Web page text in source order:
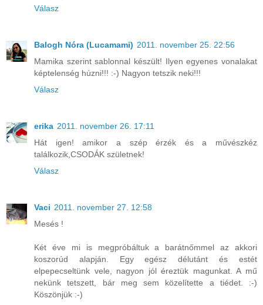
Válasz
Balogh Nóra (Lucamami) 2011. november 25. 22:56
Mamika szerint sablonnal készült! Ilyen egyenes vonalakat
képtelenség húzni!!! :-) Nagyon tetszik neki!!!
Válasz
erika 2011. november 26. 17:11
Hát igen! amikor a szép érzék és a művészkéz
találkozik,CSODÁK születnek!
Válasz
Vaci 2011. november 27. 12:58
Mesés !
Két éve mi is megpróbáltuk a barátnőmmel az akkori
koszorúd alapján. Egy egész délutánt és estét
elpepecseltünk vele, nagyon jól éreztük magunkat. A mű
nekünk tetszett, bár meg sem közelítette a tiédet. :-)
Köszönjük :-)